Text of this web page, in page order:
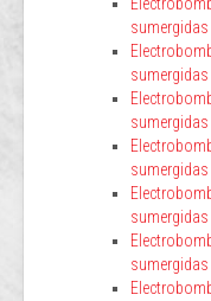
sumergidas
sumergidas
sumergidas
sumergidas
sumergidas
sumergidas